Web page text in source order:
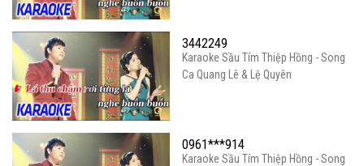
3442249
Karaoke Sầu Tím Thiệp Hồng - Song
Ca Quang Lê & Lệ Quyên
0961***914
Karaoke Sầu Tím Thiệp Hồng - Song